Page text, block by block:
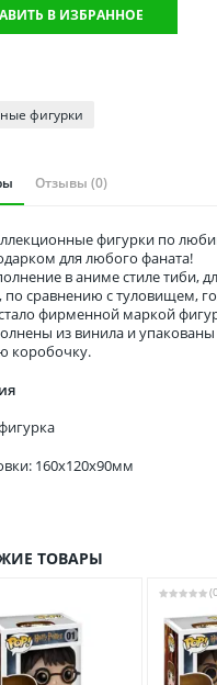
область
В ИЗБРАННОЕ
фигурки
Отзывы (0)
фигурки по
для любого фаната!
в аниме стиле тиби,
по сравнению с туловищем,
фирменной маркой
из винила и
коробочку.
160x120x90мм
ТОВАРЫ